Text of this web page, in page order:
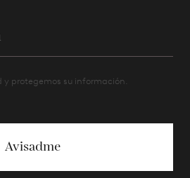
protegemos su información.
Avisadme